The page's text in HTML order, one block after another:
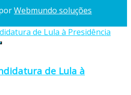
de Lula à
Webmundo soluções